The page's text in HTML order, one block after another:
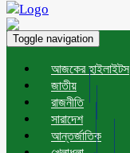
Toggle navigation
আজকের হাইলাইটস
জাতীয়
রাজনীতি
সারাদেশ
আন্তর্জাতিক